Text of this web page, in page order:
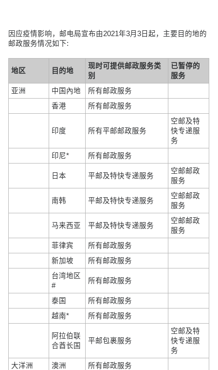
因应疫情影响，邮电局宣布由2021年3月3日起，主要目的地的
邮政服务情况如下:
地区 目的地
现时可提供邮政服务类
别
已暂停的
服务
亚洲
中国內地
所有邮政服务
香港
所有邮政服务
印度 所有平邮邮政服务
空邮及特
快专递服
务
印尼*
所有邮政服务
日本 平邮及特快专递服务
空邮邮政
服务
南韩 平邮及特快专递服务
空邮邮政
服务
马来西亚 平邮及特快专递服务
空邮邮政
服务
菲律宾
所有邮政服务
新加坡
所有邮政服务
台湾地区
#
所有邮政服务
泰国
所有邮政服务
越南*
所有邮政服务
阿拉伯联
合酋长国
平邮包裹服务
空邮及特
快专递服
务
大洋洲
澳洲 所有邮政服务